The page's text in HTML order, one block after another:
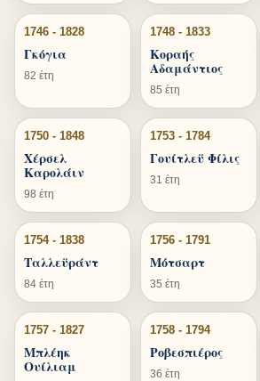
1746 - 1828
Γκόγια
82 έτη
1748 - 1833
Κοραής
Αδαμάντιος
85 έτη
1750 - 1848
Χέρσελ
Καρολάιν
98 έτη
1753 - 1784
Γουίτλεϋ Φίλις
31 έτη
1754 - 1838
Ταλλεϋράντ
84 έτη
1756 - 1791
Μότσαρτ
35 έτη
1757 - 1827
Μπλέηκ
Ουίλιαμ
1758 - 1794
Ροβεσπιέρος
36 έτη